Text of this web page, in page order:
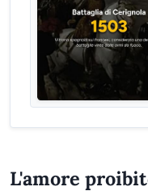
L'amore